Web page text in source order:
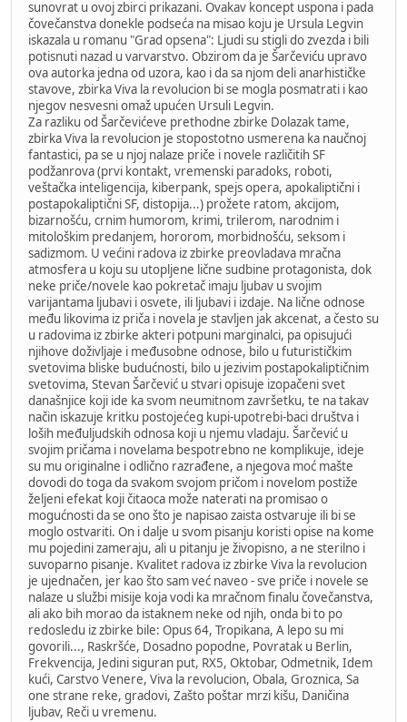
sunovrat u ovoj zbirci prikazani. Ovakav koncept uspona i pada
čovečanstva donekle podseća na misao koju je Ursula Legvin
iskazala u romanu "Grad opsena": Ljudi su stigli do zvezda i bili
potisnuti nazad u varvarstvo. Obzirom da je Šarčeviću upravo
ova autorka jedna od uzora, kao i da sa njom deli anarhističke
stavove, zbirka Viva la revolucion bi se mogla posmatrati i kao
njegov nesvesni omaž upućen Ursuli Legvin.
Za razliku od Šarčevićeve prethodne zbirke Dolazak tame,
zbirka Viva la revolucion je stopostotno usmerena ka naučnoj
fantastici, pa se u njoj nalaze priče i novele različitih SF
podžanrova (prvi kontakt, vremenski paradoks, roboti,
veštačka inteligencija, kiberpank, spejs opera, apokaliptični i
postapokaliptični SF, distopija...) prožete ratom, akcijom,
bizarnošću, crnim humorom, krimi, trilerom, narodnim i
mitološkim predanjem, hororom, morbidnošću, seksom i
sadizmom. U većini radova iz zbirke preovladava mračna
atmosfera u koju su utopljene lične sudbine protagonista, dok
neke priče/novele kao pokretač imaju ljubav u svojim
varijantama ljubavi i osvete, ili ljubavi i izdaje. Na lične odnose
među likovima iz priča i novela je stavljen jak akcenat, a često su
u radovima iz zbirke akteri potpuni marginalci, pa opisujući
njihove doživljaje i međusobne odnose, bilo u futurističkim
svetovima bliske budućnosti, bilo u jezivim postapokaliptičnim
svetovima, Stevan Šarčević u stvari opisuje izopačeni svet
današnjice koji ide ka svom neumitnom završetku, te na takav
način iskazuje kritku postojećeg kupi-upotrebi-baci društva i
loših međuljudskih odnosa koji u njemu vladaju. Šarčević u
svojim pričama i novelama bespotrebno ne komplikuje, ideje
su mu originalne i odlično razrađene, a njegova moć mašte
dovodi do toga da svakom svojom pričom i novelom postiže
željeni efekat koji čitaoca može naterati na promisao o
mogućnosti da se ono što je napisao zaista ostvaruje ili bi se
moglo ostvariti. On i dalje u svom pisanju koristi opise na kome
mu pojedini zameraju, ali u pitanju je živopisno, a ne sterilno i
suvoparno pisanje. Kvalitet radova iz zbirke Viva la revolucion
je ujednačen, jer kao što sam već naveo - sve priče i novele se
nalaze u službi misije koja vodi ka mračnom finalu čovečanstva,
ali ako bih morao da istaknem neke od njih, onda bi to po
redosledu iz zbirke bile: Opus 64, Tropikana, A lepo su mi
govorili..., Raskršće, Dosadno popodne, Povratak u Berlin,
Frekvencija, Jedini siguran put, RX5, Oktobar, Odmetnik, Idem
kući, Carstvo Venere, Viva la revolucion, Obala, Groznica, Sa
one strane reke, gradovi, Zašto poštar mrzi kišu, Daničina
ljubav, Reči u vremenu.